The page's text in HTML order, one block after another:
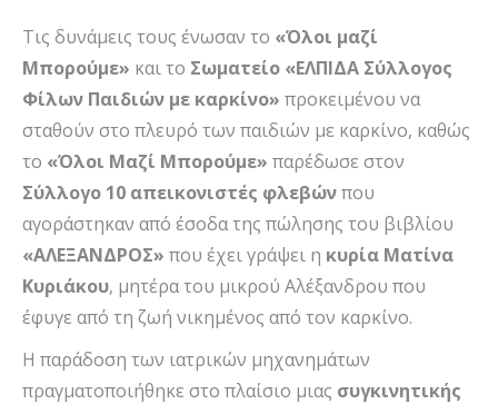
Τις δυνάμεις τους ένωσαν το «Όλοι μαζί
Μπορούμε» και το Σωματείο «ΕΛΠΙΔΑ Σύλλογος
Φίλων Παιδιών με καρκίνο» προκειμένου να
σταθούν στο πλευρό των παιδιών με καρκίνο, καθώς
το «Όλοι Μαζί Μπορούμε» παρέδωσε στον
Σύλλογο 10 απεικονιστές φλεβώνπου
αγοράστηκαν από έσοδα της πώλησης του βιβλίου
«ΑΛΕΞΑΝΔΡΟΣ» που έχει γράψει η κυρία Ματίνα
Κυριάκου, μητέρα του μικρού Αλέξανδρου που
έφυγε από τη ζωή νικημένος από τον καρκίνο.
H παράδοση των ιατρικών μηχανημάτων
πραγματοποιήθηκε στο πλαίσιο μιας συγκινητικής